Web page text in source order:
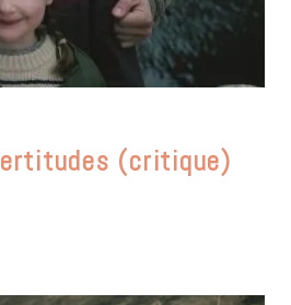
(critique)